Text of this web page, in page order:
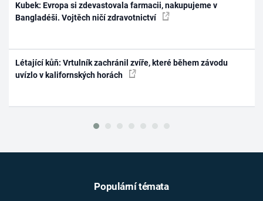
Kubek: Evropa si zdevastovala farmacii, nakupujeme v
Bangladéši. Vojtěch ničí zdravotnictví
Létající kůň: Vrtulník zachránil zvíře, které během závodu
uvízlo v kalifornských horách
Populární témata